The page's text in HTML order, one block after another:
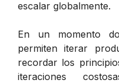
escalar globalmente.
En un momento
permiten iterar
recordar los
iteraciones